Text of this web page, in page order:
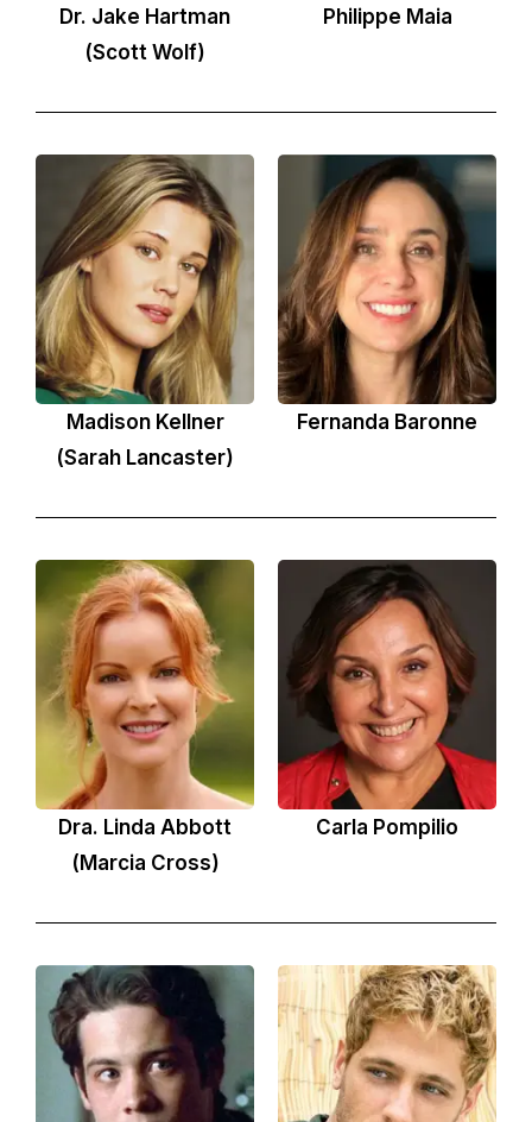
Dr. Jake Hartman
(Scott Wolf)
Philippe Maia
Madison Kellner
(Sarah Lancaster)
Fernanda Baronne
Dra. Linda Abbott
(Marcia Cross)
Carla Pompilio